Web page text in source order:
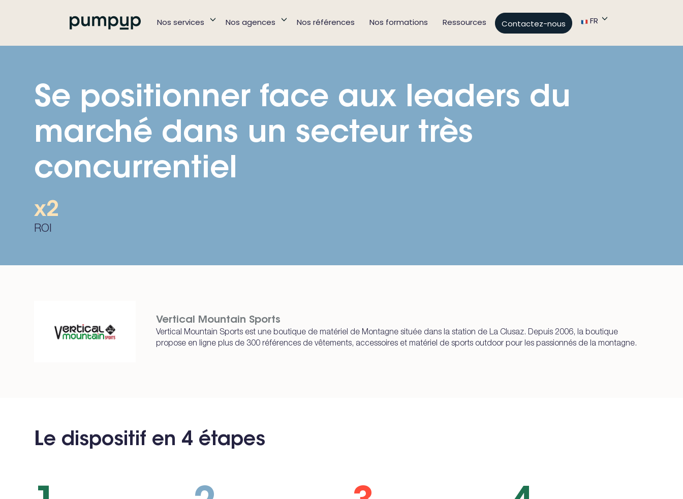
Nos services Nos agences Nos références Nos formations Ressources Contactez-nous FR
Se positionner face aux leaders du
marché dans un secteur très
concurrentiel
x2
ROI
Vertical Mountain Sports
Vertical Mountain Sports est une boutique de matériel de Montagne située dans la station de La Clusaz. Depuis 2006, la boutique
propose en ligne plus de 300 références de vêtements, accessoires et matériel de sports outdoor pour les passionnés de la montagne.
Le dispositif en 4 étapes